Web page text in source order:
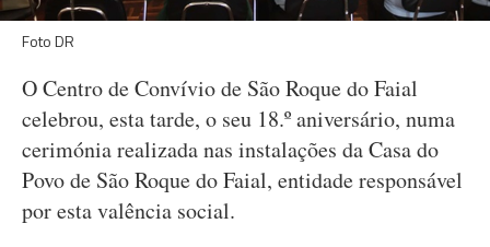
Foto DR
O Centro de Convívio de São Roque do Faial
celebrou, esta tarde, o seu 18.º aniversário, numa
cerimónia realizada nas instalações da Casa do
Povo de São Roque do Faial, entidade responsável
por esta valência social.